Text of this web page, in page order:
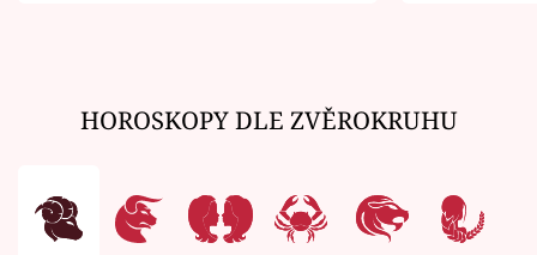
HOROSKOPY DLE ZVĚROKRUHU